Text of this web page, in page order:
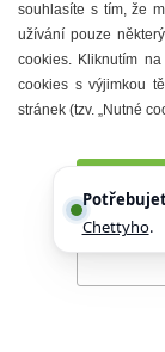
souhlasíte s tím, že
užívání pouze
cookies. Kliknutím
cookies s výjimkou
stránek (tzv. „Nutné
Chettyho.